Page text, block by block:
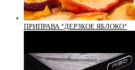
ПРИПРАВА *ДЕРЗКОЕ ЯБЛОКО*